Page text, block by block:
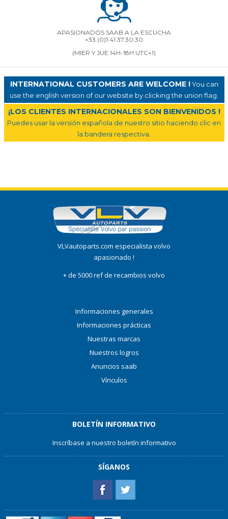
APASIONADOS SAAB A LA ESCUCHA
+33 (0)1.41.37.30.30
(MIER Y JUE 14H-18H UTC+1)
INTERNATIONAL CUSTOMERS ARE WELCOME !You can
use the english version of our website by clicking the union flag.
¡LOS CLIENTES INTERNACIONALES SON BIENVENIDOS !
Puedes usar la versión española de nuestro sitio haciendo clic en
la bandera respectiva.
VLVautoparts.com especialista volvo
apasionado !
+ de 5000 ref de recambios volvo
Informaciones generales
Informaciones prácticas
Nuestras marcas
Nuestros logros
Anuncios saab
Vínculos
BOLETÍN INFORMATIVO
Inscríbase a nuestro boletín informativo
SÍGANOS